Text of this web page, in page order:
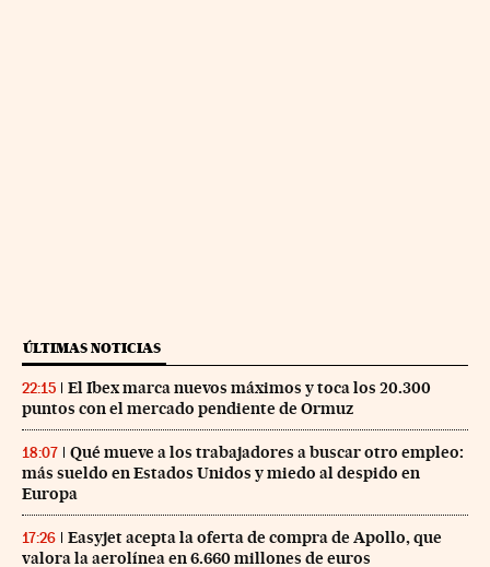
ÚLTIMAS NOTICIAS
22:15
El Ibex marca nuevos máximos y toca los 20.300
puntos con el mercado pendiente de Ormuz
18:07
Qué mueve a los trabajadores a buscar otro empleo:
más sueldo en Estados Unidos y miedo al despido en
Europa
17:26
Easyjet acepta la oferta de compra de Apollo, que
valora la aerolínea en 6.660 millones de euros